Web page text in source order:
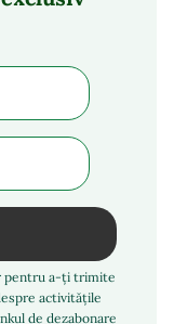
pentru a-ți trimite
activitățile
de dezabonare